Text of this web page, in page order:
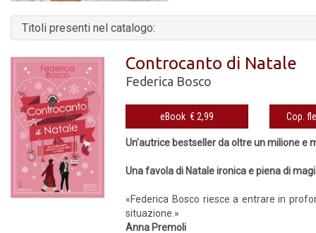
Titoli presenti nel catalogo:
Controcanto di Natale
Federica Bosco
eBook € 2,99
Un’autrice bestseller da oltre un milione e
Una favola di Natale ironica e piena di
«Federica Bosco riesce a entrare in
situazione.»
Anna Premoli